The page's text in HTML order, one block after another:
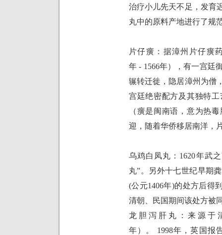
治疗小儿先天不足，发育
丸中的原料产地进行了规
片仔癀：据漳州片仔癀
年- 1566年），有一宫廷
辗转迁徙，隐居漳州为僧
宫廷绝密配方及其独特
（癀是闽南语，意为热
迎，随着华侨移居南洋，
乌鸡白凤丸： 1620年武
丸”。另外十七世纪早期
(公元1406年)的处方后得
清朝、民国期间该处方被
龙胆泻肝丸：来源于
年）。 1998年，英国报